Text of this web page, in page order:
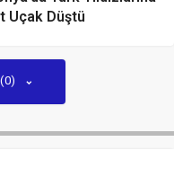
Uçak Düştü